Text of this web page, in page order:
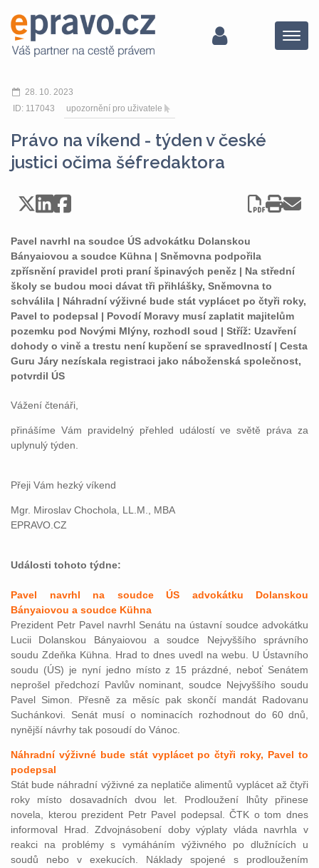
Menu
28. 10. 2023
ID: 117043
upozornění pro uživatele
Právo na víkend - týden v české
justici očima šéfredaktora
Pavel navrhl na soudce ÚS advokátku Dolanskou
Bányaiovou a soudce Kühna | Sněmovna podpořila
zpřísnění pravidel proti praní špinavých peněz | Na střední
školy se budou moci dávat tři přihlášky, Sněmovna to
schválila | Náhradní výživné bude stát vyplácet po čtyři roky,
Pavel to podepsal | Povodí Moravy musí zaplatit majitelům
pozemku pod Novými Mlýny, rozhodl soud | Stříž: Uzavření
dohody o vině a trestu není kupčení se spravedlností | Cesta
Guru Járy nezískala registraci jako náboženská společnost,
potvrdil ÚS
Vážení čtenáři,
přinášíme Vám pravidelný přehled událostí ve světě práva za
uplynulý týden.
Přeji Vám hezký víkend
Mgr. Miroslav Chochola, LL.M., MBA
EPRAVO.CZ
Události tohoto týdne:
Pavel navrhl na soudce ÚS advokátku Dolanskou
Bányaiovou a soudce Kühna
Prezident Petr Pavel navrhl Senátu na ústavní soudce advokátku
Lucii Dolanskou Bányaiovou a soudce Nejvyššího správního
soudu Zdeňka Kühna. Hrad to dnes uvedl na webu. U Ústavního
soudu (ÚS) je nyní jedno místo z 15 prázdné, neboť Senátem
neprošel předchozí Pavlův nominant, soudce Nejvyššího soudu
Pavel Simon. Přesně za měsíc pak skončí mandát Radovanu
Suchánkovi. Senát musí o nominacích rozhodnout do 60 dnů,
nynější návrhy tak posoudí do Vánoc.
Náhradní výživné bude stát vyplácet po čtyři roky, Pavel to
podepsal
Stát bude náhradní výživné za neplatiče alimentů vyplácet až čtyři
roky místo dosavadních dvou let. Prodloužení lhůty přinese
novela, kterou prezident Petr Pavel podepsal. ČTK o tom dnes
informoval Hrad. Zdvojnásobení doby výplaty vláda navrhla v
reakci na problémy s vymáháním výživného po dlužnících u
soudů nebo v exekucích. Náklady spojené s prodloužením